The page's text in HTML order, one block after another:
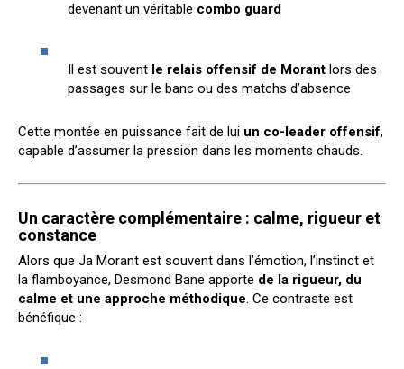
devenant un véritable combo guard
Il est souvent le relais offensif de Morant lors des
passages sur le banc ou des matchs d’absence
Cette montée en puissance fait de lui un co-leader offensif,
capable d’assumer la pression dans les moments chauds.
Un caractère complémentaire : calme, rigueur et
constance
Alors que Ja Morant est souvent dans l’émotion, l’instinct et
la flamboyance, Desmond Bane apporte de la rigueur, du
calme et une approche méthodique. Ce contraste est
bénéfique :